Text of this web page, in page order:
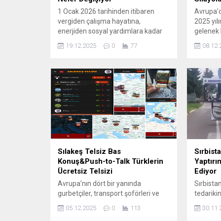
1 Ocak 2026 tarihinden itibaren
vergiden çalışma hayatına,
enerjiden sosyal yardımlara kadar
yenilikleri yürürlüğe koyuyor. Yeni yıl
çalışma koşulları ve günlük yaşam
maliyetleri doğrudan etkilenecek. 1.
Vergi Sistemi ve Gelir
Düzenlemeleri Vergi indirimleri ve
muafiyetler: 2026’da temel gelir
vergisi muafiyeti...
19.12.2025 0 77
2025
gelenek
tatil
denk
Sılakeş Telsiz Bas
Konuş&Push-to-Talk Türklerin
Ücretsiz Telsizi
Avrupa’nın dört bir yanında
gurbetçiler, transport şoförleri ve
karavancılar için güvenilir bir iletişim
ağı sunan Sılakeş Telsiz, ücretsiz
05.12.2025 0 113
Ediyor
krizle
büyük